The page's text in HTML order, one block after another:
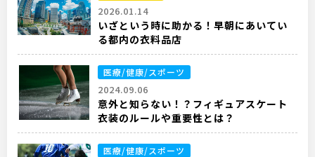
2026.01.14
いざという時に助かる！早朝にあいてい
る都内の衣料品店
医療/健康/スポーツ
2024.09.06
意外と知らない！？フィギュアスケート
衣装のルールや重要性とは？
医療/健康/スポーツ